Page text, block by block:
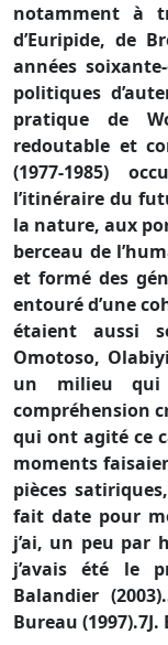
notamment à
d’Euripide, de
années
politiques
pratique de
redoutable et
(1977-1985)
l’itinéraire du
la nature, aux
berceau de
et formé des
entouré d’une
étaient aussi
Omotoso,
un milieu
compréhension
qui ont agité ce
moments
pièces
fait date pour
j’ai, un peu par
j’avais été le
Balandier
Bureau (1997).7J.